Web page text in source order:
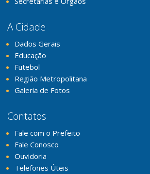
A Cidade
Dados Gerais
Educação
Futebol
Região Metropolitana
Galeria de Fotos
Contatos
Fale com o Prefeito
Fale Conosco
Ouvidoria
Telefones Úteis